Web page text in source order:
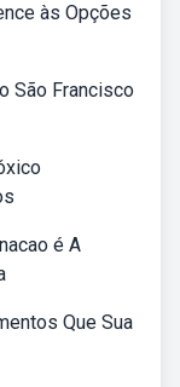
às Opções
São Francisco
é A
Que Sua